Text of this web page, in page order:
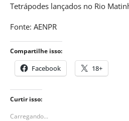
Tetrápodes lançados no Rio
Fonte: AENPR
Compartilhe isso:
Facebook 18+
Curtir isso:
Carregando...